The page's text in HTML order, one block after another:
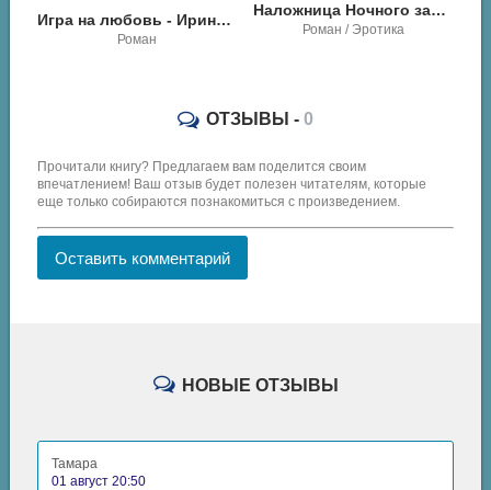
Игра на любовь - Ирина Молчанова
Роман
Наложница Ночного замка - Анна Шварц
Роман / Эротика
ОТЗЫВЫ - 0
Прочитали книгу? Предлагаем вам поделится своим
впечатлением! Ваш отзыв будет полезен читателям, которые
еще только собираются познакомиться с произведением.
Оставить комментарий
НОВЫЕ ОТЗЫВЫ
Тамара
01 август 20:50